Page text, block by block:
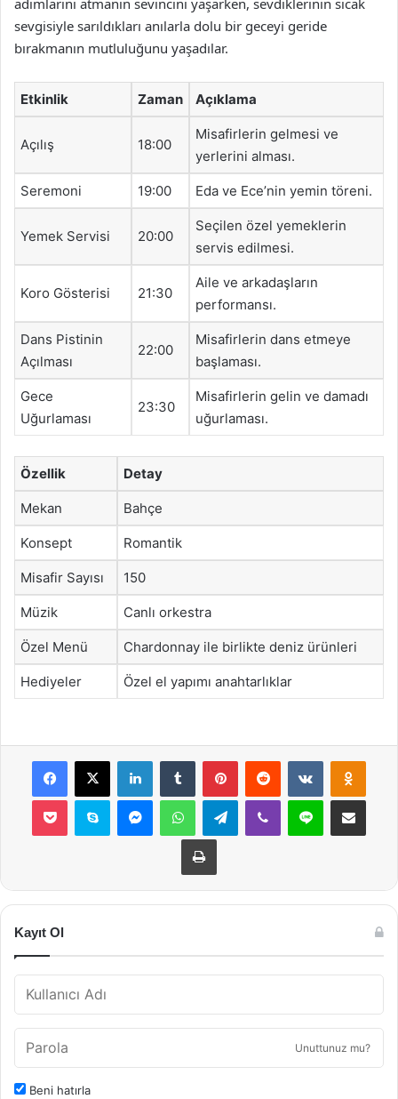
adımlarını atmanın sevincini yaşarken, sevdiklerinin sıcak
sevgisiyle sarıldıkları anılarla dolu bir geceyi geride
bırakmanın mutluluğunu yaşadılar.
Etkinlik Zaman Açıklama
Açılış 18:00
Misafirlerin gelmesi ve
yerlerini alması.
Seremoni 19:00 Eda ve Ece’nin yemin töreni.
Yemek Servisi 20:00
Seçilen özel yemeklerin
servis edilmesi.
Koro Gösterisi 21:30
Aile ve arkadaşların
performansı.
Dans Pistinin
Açılması
22:00
Misafirlerin dans etmeye
başlaması.
Gece
Uğurlaması
23:30
Misafirlerin gelin ve damadı
uğurlaması.
Özellik Detay
Mekan Bahçe
Konsept Romantik
Misafir Sayısı 150
Müzik Canlı orkestra
Özel Menü Chardonnay ile birlikte deniz ürünleri
Hediyeler Özel el yapımı anahtarlıklar
Facebook
X LinkedInTumblr PinterestReddit VKontakte
Pocket Skype MessengerWhatsAppTelegramViber Line E-Posta ile
Yazdır
Kayıt Ol
Unuttunuz mu?
Beni hatırla